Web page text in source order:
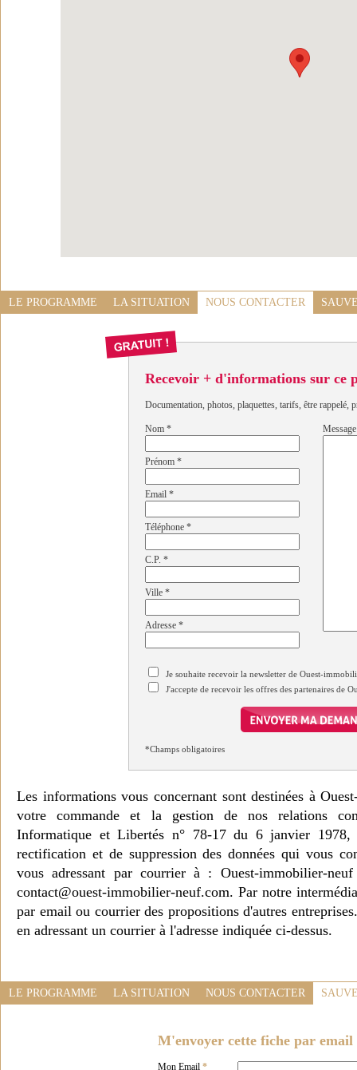
LE PROGRAMME LA SITUATION NOUS CONTACTER
Recevoir + d'informations sur ce
Documentation, photos, plaquettes, tarifs, être rappelé,
Nom *
Prénom *
Email *
Téléphone *
C.P. *
Ville *
Adresse *
Message
Je souhaite recevoir la newsletter de Ouest-
J'accepte de recevoir les offres des partenaires de
*Champs obligatoires
Les informations vous concernant sont destinées à
votre commande et la gestion de nos relations
Informatique et Libertés n° 78-17 du 6 janvier 1978,
rectification et de suppression des données qui vous
vous adressant par courrier à : Ouest-immobilier-
contact@ouest-immobilier-neuf.com. Par notre
par email ou courrier des propositions d'autres
en adressant un courrier à l'adresse indiquée ci-dessus.
LE PROGRAMME LA SITUATION NOUS CONTACTER
M'envoyer cette fiche par email
Mon Email *